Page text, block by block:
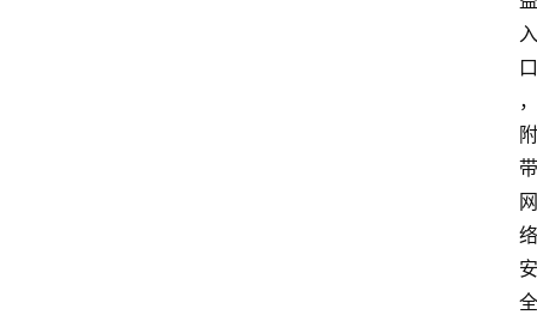
入
口
，
附
带
网
络
安
全